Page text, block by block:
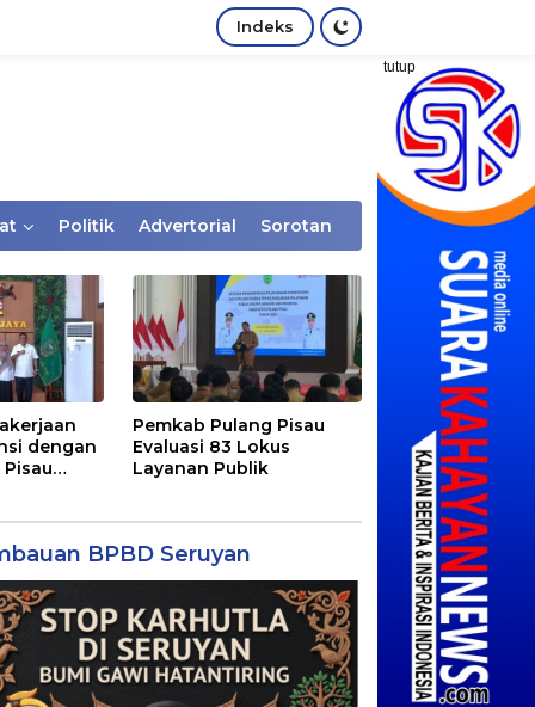
Indeks
tutup
Politik Advertorial Sorotan
dengan
Pemkab Pulang Pisau
Evaluasi 83 Lokus
Layanan Publik
BPBD Seruyan